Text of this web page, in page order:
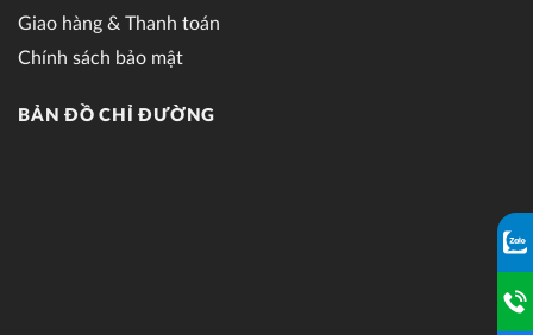
Giao hàng & Thanh toán
Chính sách bảo mật
BẢN ĐỒ CHỈ ĐƯỜNG